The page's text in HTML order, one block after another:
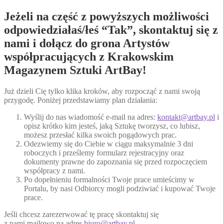
Jeżeli na część z powyższych możliwości
odpowiedziałaś/łeś “Tak”, skontaktuj się z
nami i dołącz do grona Artystów
współpracujących z Krakowskim
Magazynem Sztuki ArtBay!
Już dzieli Cię tylko klika kroków, aby rozpocząć z nami swoją
przygodę. Poniżej przedstawiamy plan działania:
Wyślij do nas wiadomość e-mail na adres: kontakt@artbay.pl i
opisz krótko kim jesteś, jaką Sztukę tworzysz, co lubisz,
możesz przesłać kilka swoich pogądowych prac.
Odezwiemy się do Ciebie w ciągu maksymalnie 3 dni
roboczych i prześlemy formularz rejestracyjny oraz
dokumenty prawne do zapoznania się przed rozpoczęciem
współpracy z nami.
Po dopełnieniu formalności Twoje prace umieścimy w
Portalu, by nasi Odbiorcy mogli podziwiać i kupować Twoje
prace.
Jeśli chcesz zarezerwować tę pracę skontaktuj się